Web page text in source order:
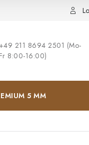
211 8694 2501 (Mo-
8:00-16:00)
5 MM